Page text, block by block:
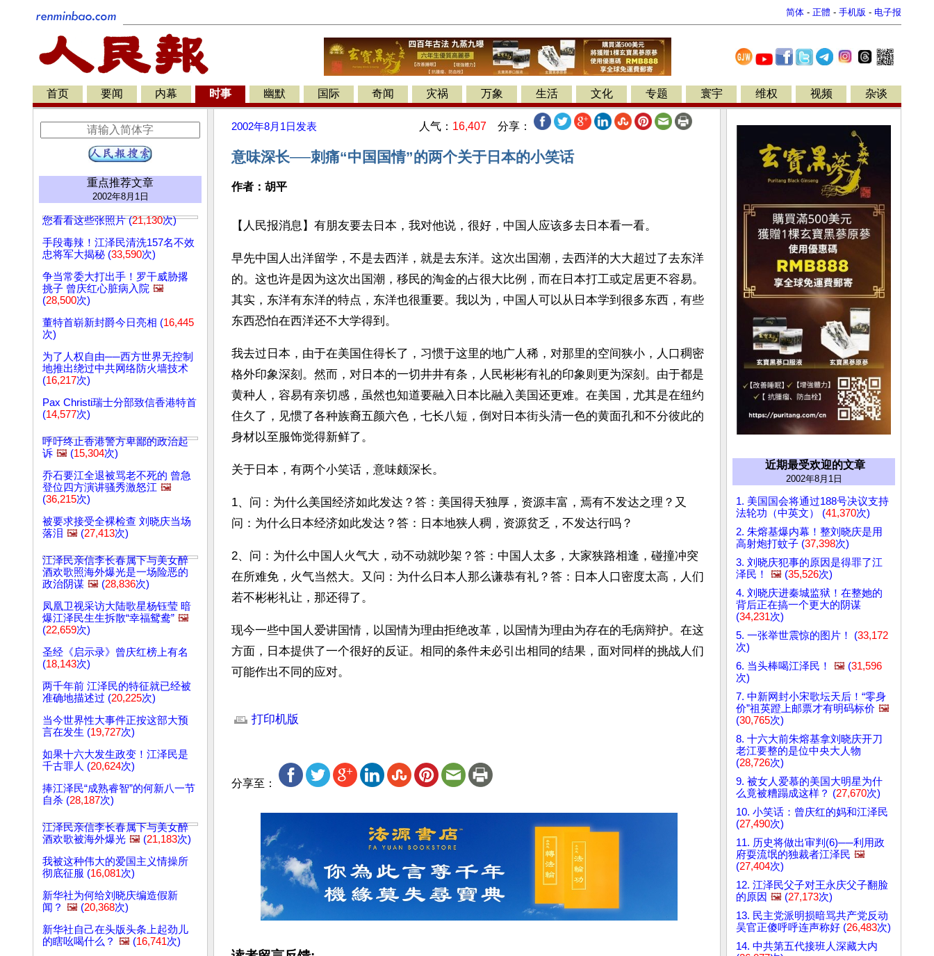
简体 - 正體 - 手机版 - 电子报
首页 要闻 内幕 时事 幽默 国际 奇闻 灾祸 万象 生活 文化 专题 寰宇 维权 视频 杂谈
重点推荐文章
2002年8月1日
您看看这些张照片 (21,130次)
手段毒辣！江泽民清洗157名不效
忠将军大揭秘 (33,590次)
争当常委大打出手！罗干威胁撂
挑子 曾庆红心脏病入院 🖼️
(28,500次)
董特首崭新封爵今日亮相 (16,445
次)
为了人权自由──西方世界无控制
地推出绕过中共网络防火墙技术
(16,217次)
Pax Christi瑞士分部致信香港特首
(14,577次)
呼吁终止香港警方卑鄙的政治起
诉 🖼️ (15,304次)
乔石要江全退被骂老不死的 曾急
登位四方演讲骚秀激怒江 🖼️
(36,215次)
被要求接受全裸检查 刘晓庆当场
落泪 🖼️ (27,413次)
江泽民亲信李长春属下与美女醉
酒欢歌照海外爆光是一场险恶的
政治阴谋 🖼️ (28,836次)
凤凰卫视采访大陆歌星杨钰莹 暗
爆江泽民生生拆散“幸福鸳鸯” 🖼️
(22,659次)
圣经《启示录》曾庆红榜上有名
(18,143次)
两千年前 江泽民的特征就已经被
准确地描述过 (20,225次)
当今世界性大事件正按这部大预
言在发生 (19,727次)
如果十六大发生政变！江泽民是
千古罪人 (20,624次)
捧江泽民“成熟睿智”的何新八一节
自杀 (28,187次)
江泽民亲信李长春属下与美女醉
酒欢歌被海外爆光 🖼️ (21,183次)
我被这种伟大的爱国主义情操所
彻底征服 (16,081次)
新华社为何给刘晓庆编造假新
闻？ 🖼️ (20,368次)
新华社自己在头版头条上起劲儿
的瞎吆喝什么？ 🖼️ (16,741次)
2002年8月1日 发表 人气： 16,407 分享：
意味深长──刺痛“中国国情”的两个关于日本的小笑话
作者：胡平
【人民报消息】有朋友要去日本，我对他说，很好，中国人应该多去日本看一看。
早先中国人出洋留学，不是去西洋，就是去东洋。这次出国潮，去西洋的大大超过了去东洋
的。这也许是因为这次出国潮，移民的淘金的占很大比例，而在日本打工或定居更不容易。
其实，东洋有东洋的特点，东洋也很重要。我以为，中国人可以从日本学到很多东西，有些
东西恐怕在西洋还不大学得到。
我去过日本，由于在美国住得长了，习惯于这里的地广人稀，对那里的空间狭小，人口稠密
格外印象深刻。然而，对日本的一切井井有条，人民彬彬有礼的印象则更为深刻。由于都是
黄种人，容易有亲切感，虽然也知道要融入日本比融入美国还更难。在美国，尤其是在纽约
住久了，见惯了各种族裔五颜六色，七长八短，倒对日本街头清一色的黄面孔和不分彼此的
身材以至服饰觉得新鲜了。
关于日本，有两个小笑话，意味颇深长。
1、问：为什么美国经济如此发达？答：美国得天独厚，资源丰富，焉有不发达之理？又
问：为什么日本经济如此发达？答：日本地狭人稠，资源贫乏，不发达行吗？
2、问：为什么中国人火气大，动不动就吵架？答：中国人太多，大家狭路相逢，碰撞冲突
在所难免，火气当然大。又问：为什么日本人那么谦恭有礼？答：日本人口密度太高，人们
若不彬彬礼让，那还得了。
现今一些中国人爱讲国情，以国情为理由拒绝改革，以国情为理由为存在的毛病辩护。在这
方面，日本提供了一个很好的反证。相同的条件未必引出相同的结果，面对同样的挑战人们
可能作出不同的应对。
打印机版
分享至：
近期最受欢迎的文章
2002年8月1日
1. 美国国会将通过188号决议支持
法轮功（中英文） (41,370次)
2. 朱熔基爆内幕！整刘晓庆是用
高射炮打蚊子 (37,398次)
3. 刘晓庆犯事的原因是得罪了江
泽民！
🖼️ (35,526次)
4. 刘晓庆进秦城监狱！在整她的
背后正在搞一个更大的阴谋
(34,231次)
5. 一张举世震惊的图片！ (33,172
次)
6. 当头棒喝江泽民！
🖼️ (31,596
次)
7. 中新网封小宋歌坛天后！“零身
价”祖英蹬上邮票才有明码标价 🖼️
(30,765次)
8. 十六大前朱熔基拿刘晓庆开刀
老江要整的是位中央大人物
(28,726次)
9. 被女人爱慕的美国大明星为什
么竟被糟蹋成这样？ (27,670次)
10. 小笑话：曾庆红的妈和江泽民
(27,490次)
11. 历史将做出审判(6)──利用政
府耍流氓的独裁者江泽民 🖼️
(27,404次)
12. 江泽民父子对王永庆父子翻脸
的原因 🖼️ (27,173次)
13. 民主党派明损暗骂共产党反动
吴官正傻呼呼连声称好 (26,483次)
14. 中共第五代接班人深藏大内